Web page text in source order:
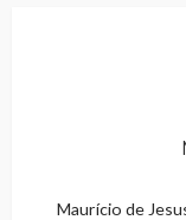
Maurício de